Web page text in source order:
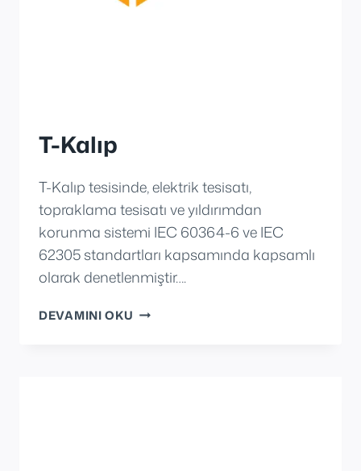
T-Kalıp
T-Kalıp tesisinde, elektrik tesisatı,
topraklama tesisatı ve yıldırımdan
korunma sistemi IEC 60364-6 ve IEC
62305 standartları kapsamında kapsamlı
olarak denetlenmiştir….
DEVAMINI OKU T-